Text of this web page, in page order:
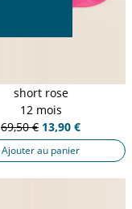
short rose
12 mois
69,50 € 13,90 €
Ajouter au panier